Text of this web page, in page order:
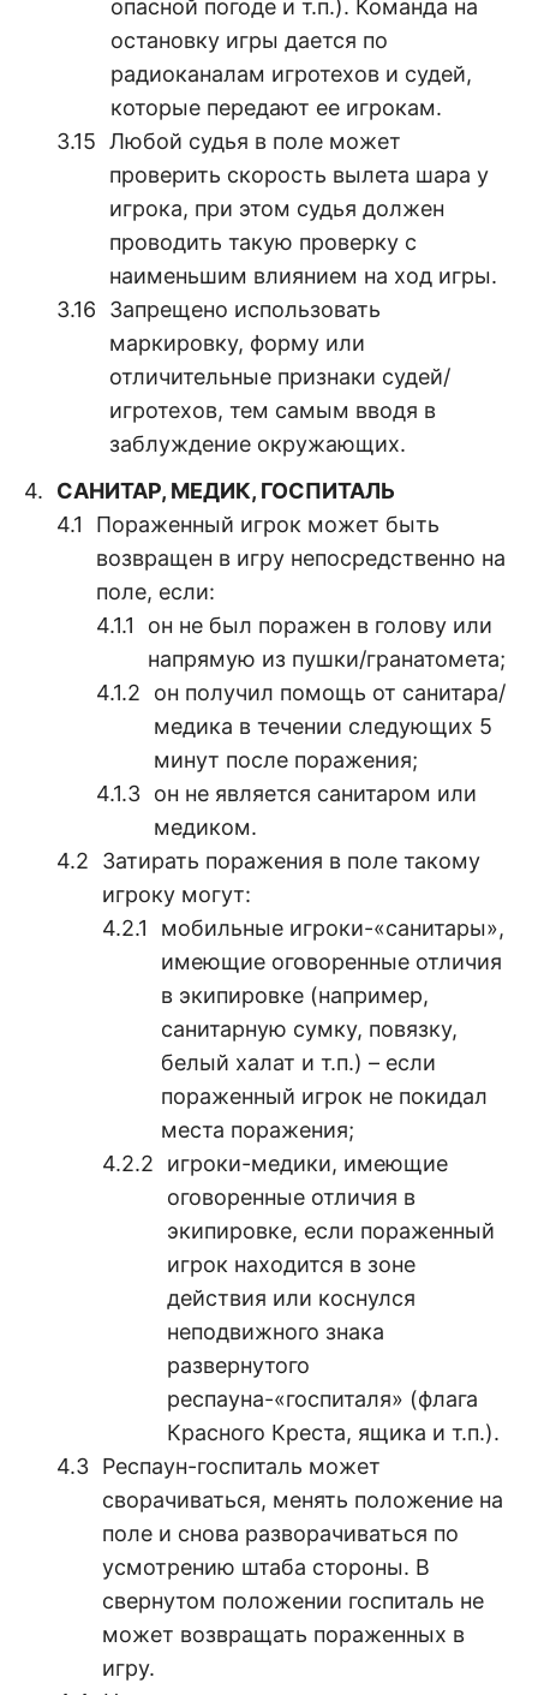
опасной погоде и т.п.). Команда на
остановку игры дается по
радиоканалам игротехов и судей,
которые передают ее игрокам.
Любой судья в поле может
проверить скорость вылета шара у
игрока, при этом судья должен
проводить такую проверку с
наименьшим влиянием на ход игры.
Запрещено использовать
маркировку, форму или
отличительные признаки судей/
игротехов, тем самым вводя в
заблуждение окружающих.
САНИТАР, МЕДИК, ГОСПИТАЛЬ
Пораженный игрок может быть
возвращен в игру непосредственно на
поле, если:
он не был поражен в голову или
напрямую из пушки/гранатомета;
он получил помощь от санитара/
медика в течении следующих 5
минут после поражения;
он не является санитаром или
медиком.
Затирать поражения в поле такому
игроку могут:
мобильные игроки-«санитары»,
имеющие оговоренные отличия
в экипировке (например,
санитарную сумку, повязку,
белый халат и т.п.) – если
пораженный игрок не покидал
места поражения;
игроки-медики, имеющие
оговоренные отличия в
экипировке, если пораженный
игрок находится в зоне
действия или коснулся
неподвижного знака
развернутого
респауна-«госпиталя» (флага
Красного Креста, ящика и т.п.).
Респаун-госпиталь может
сворачиваться, менять положение на
поле и снова разворачиваться по
усмотрению штаба стороны. В
свернутом положении госпиталь не
может возвращать пораженных в
игру.